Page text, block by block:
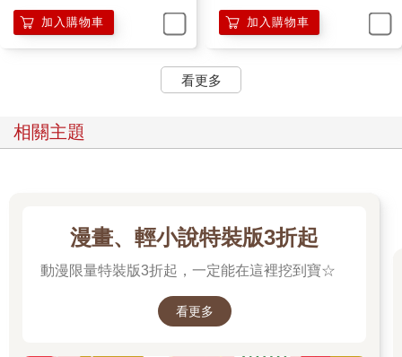
加入購物車 加入購物車
看更多
相關主題
漫畫、輕小說特裝版3折起
動漫限量特裝版3折起，一定能在這裡挖到寶☆
看更多